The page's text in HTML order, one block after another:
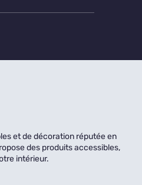
et de décoration réputée en
des produits accessibles,
intérieur.